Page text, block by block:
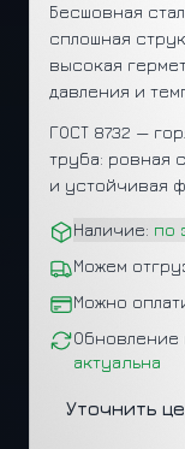
Бесшовная
сплошная
высокая
давления и
ГОСТ 8732 —
труба: ровная
и устойчивая
Наличие: по
Можем
Можно
Обновление
актуальна
Уточнить